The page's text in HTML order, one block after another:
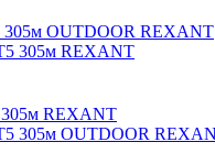
305м OUTDOOR REXANT
305м REXANT